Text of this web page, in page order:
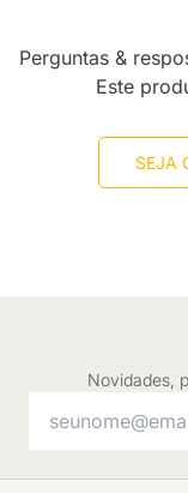
Perguntas &
Este
SEJA
Novidades,